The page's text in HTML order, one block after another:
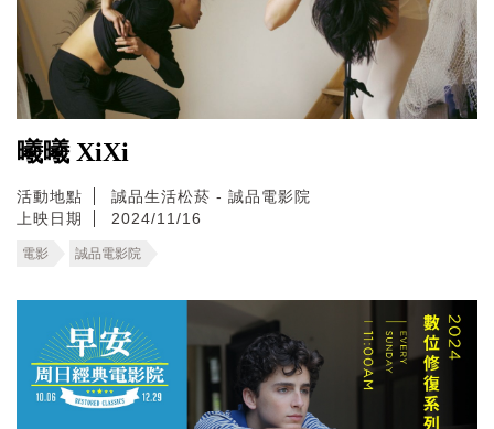
曦曦 XiXi
活動地點
誠品生活松菸 - 誠品電影院
上映日期
2024/11/16
電影 誠品電影院